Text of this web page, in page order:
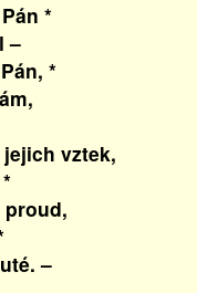
*
–
*
vztek,
–